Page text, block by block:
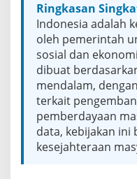
Ringkasan
Indonesia adalah
oleh pemerintah
sosial dan
dibuat
mendalam,
terkait
pemberdayaan
data, kebijakan
kesejahteraan